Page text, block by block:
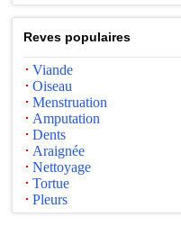
Reves populaires
Viande
Oiseau
Menstruation
Amputation
Dents
Araignée
Nettoyage
Tortue
Pleurs